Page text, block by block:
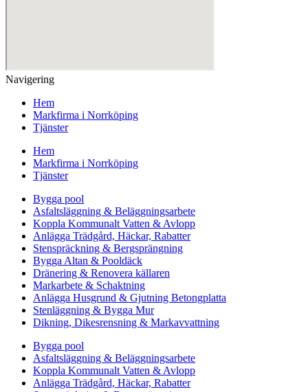
Navigering
Hem
Markfirma i Norrköping
Tjänster
Hem
Markfirma i Norrköping
Tjänster
Bygga pool
Asfaltsläggning & Beläggningsarbete
Koppla Kommunalt Vatten & Avlopp
Anlägga Trädgård, Häckar, Rabatter
Stenspräckning & Bergsprängning
Bygga Altan & Pooldäck
Dränering & Renovera källaren
Markarbete & Schaktning
Anlägga Husgrund & Gjutning Betongplatta
Stenläggning & Bygga Mur
Dikning, Dikesrensning & Markavvattning
Bygga pool
Asfaltsläggning & Beläggningsarbete
Koppla Kommunalt Vatten & Avlopp
Anlägga Trädgård, Häckar, Rabatter